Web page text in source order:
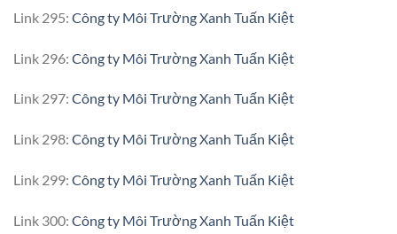
Link 295: Công ty Môi Trường Xanh Tuấn Kiệt
Link 296: Công ty Môi Trường Xanh Tuấn Kiệt
Link 297: Công ty Môi Trường Xanh Tuấn Kiệt
Link 298: Công ty Môi Trường Xanh Tuấn Kiệt
Link 299: Công ty Môi Trường Xanh Tuấn Kiệt
Link 300: Công ty Môi Trường Xanh Tuấn Kiệt